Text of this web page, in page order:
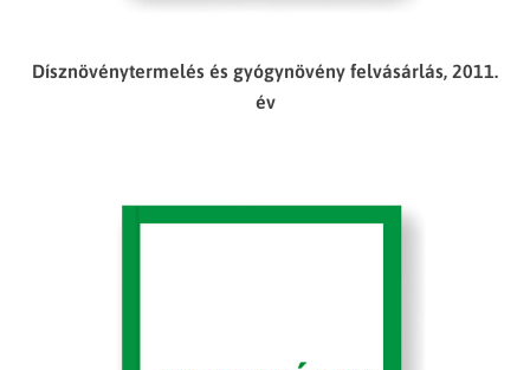
Dísznövénytermelés és gyógynövény felvásárlás, 2011.
év